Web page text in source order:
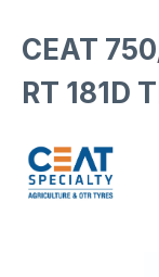
CEAT
RT 181D
Bildergalerie